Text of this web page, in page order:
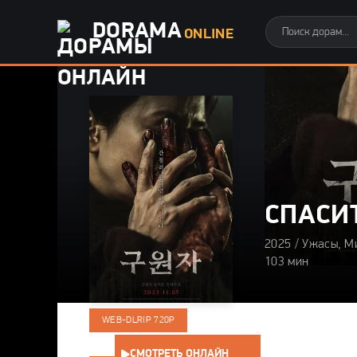
DORAMA ONLINE
2025 / Ужасы,
103 мин
WEB-DLRIP 720P
СМОТРЕТЬ ОНЛАЙН